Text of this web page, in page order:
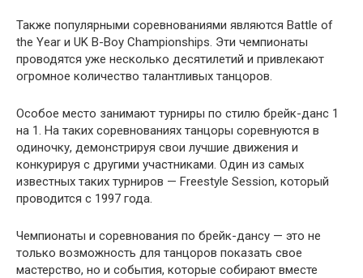
Также популярными соревнованиями являются Battle of
the Year и UK B-Boy Championships. Эти чемпионаты
проводятся уже несколько десятилетий и привлекают
огромное количество талантливых танцоров.
Особое место занимают турниры по стилю брейк-данс 1
на 1. На таких соревнованиях танцоры соревнуются в
одиночку, демонстрируя свои лучшие движения и
конкурируя с другими участниками. Один из самых
известных таких турниров — Freestyle Session, который
проводится с 1997 года.
Чемпионаты и соревнования по брейк-дансу — это не
только возможность для танцоров показать свое
мастерство, но и события, которые собирают вместе